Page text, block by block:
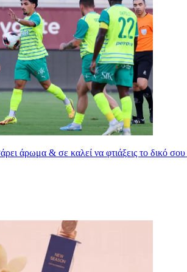
άρωμα & σε καλεί να φτιάξεις το δικό